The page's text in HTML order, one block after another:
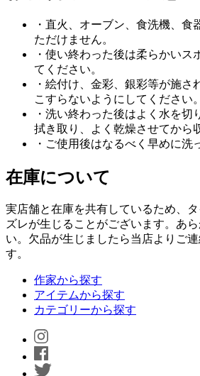
・直火、オーブン、食洗機、食
ただけません。
・使い終わった後は柔らかいス
てください。
・絵付け、金彩、銀彩等が施さ
こすらないようにしてください。
・洗い終わった後はよく水を切
拭き取り、よく乾燥させてから
・ご使用後はなるべく早めに洗
在庫について
実店舗と在庫を共有しているため、
ズレが生じることがございます。あ
い。欠品が生じましたら当店よりご
す。
作家から探す
アイテムから探す
カテゴリーから探す